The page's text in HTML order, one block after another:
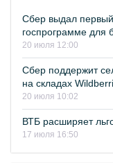
Сбер выдал первый
госпрограмме для
20 июля 12:00
Сбер поддержит
на складах
20 июля 10:02
ВТБ расширяет
17 июля 16:50